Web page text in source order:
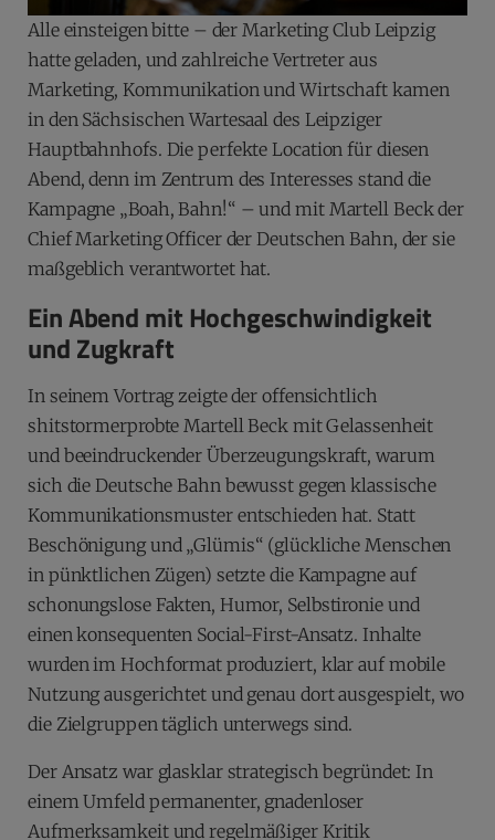
Alle einsteigen bitte – der Marketing Club Leipzig
hatte geladen, und zahlreiche Vertreter aus
Marketing, Kommunikation und Wirtschaft kamen
in den Sächsischen Wartesaal des Leipziger
Hauptbahnhofs. Die perfekte Location für diesen
Abend, denn im Zentrum des Interesses stand die
Kampagne „Boah, Bahn!“ – und mit Martell Beck der
Chief Marketing Officer der Deutschen Bahn, der sie
maßgeblich verantwortet hat.
Ein Abend mit Hochgeschwindigkeit
und Zugkraft
In seinem Vortrag zeigte der offensichtlich
shitstormerprobte Martell Beck mit Gelassenheit
und beeindruckender Überzeugungskraft, warum
sich die Deutsche Bahn bewusst gegen klassische
Kommunikationsmuster entschieden hat. Statt
Beschönigung und „Glümis“ (glückliche Menschen
in pünktlichen Zügen) setzte die Kampagne auf
schonungslose Fakten, Humor, Selbstironie und
einen konsequenten Social-First-Ansatz. Inhalte
wurden im Hochformat produziert, klar auf mobile
Nutzung ausgerichtet und genau dort ausgespielt, wo
die Zielgruppen täglich unterwegs sind.
Der Ansatz war glasklar strategisch begründet: In
einem Umfeld permanenter, gnadenloser
Aufmerksamkeit und regelmäßiger Kritik